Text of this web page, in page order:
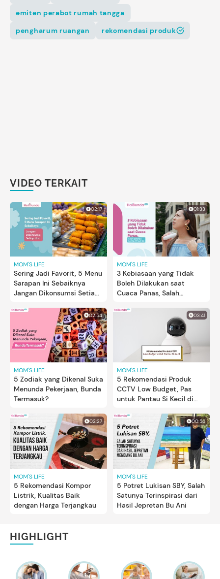
emiten perabot rumah tangga
pengharum ruangan
rekomendasi produk
VIDEO TERKAIT
02:17
MOM'S LIFE
Sering Jadi Favorit, 5 Menu
Sarapan Ini Sebaiknya
Jangan Dikonsumsi Setiap
01:33
MOM'S LIFE
3 Kebiasaan yang Tidak
Boleh Dilakukan saat
Cuaca Panas, Salah
02:54
MOM'S LIFE
5 Zodiak yang Dikenal Suka
Menunda Pekerjaan, Bunda
Termasuk?
03:41
MOM'S LIFE
5 Rekomendasi Produk
CCTV Low Budget, Pas
untuk Pantau Si Kecil di
02:27
MOM'S LIFE
5 Rekomendasi Kompor
Listrik, Kualitas Baik
dengan Harga Terjangkau
00:56
MOM'S LIFE
5 Potret Lukisan SBY, Salah
Satunya Terinspirasi dari
Hasil Jepretan Bu Ani
HIGHLIGHT